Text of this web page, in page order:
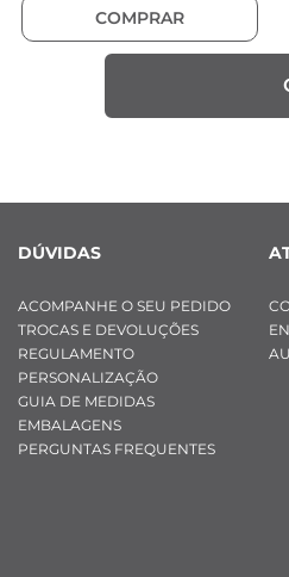
COMPRAR
DÚVIDAS
ACOMPANHE O SEU PEDIDO
TROCAS E DEVOLUÇÕES
REGULAMENTO
PERSONALIZAÇÃO
GUIA DE MEDIDAS
EMBALAGENS
PERGUNTAS FREQUENTES